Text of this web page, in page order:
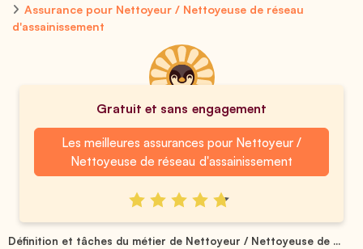
Assurance pour Nettoyeur / Nettoyeuse de réseau
d'assainissement
Gratuit et sans engagement
Les meilleures assurances pour Nettoyeur /
Nettoyeuse de réseau d'assainissement
Définition et tâches du métier de Nettoyeur / Nettoyeuse de ...